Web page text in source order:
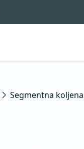
Segmentna koljena